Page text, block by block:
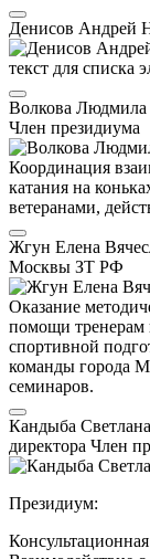
Денисов Андрей
текст для списка
Волкова Людмила
Член президиума
Координация
катания на
ветеранами,
Жгун Елена
Москвы ЗТ РФ
Оказание
помощи тренерам
спортивной
команды города
семинаров.
Кандыба
директора Член
Президиум: